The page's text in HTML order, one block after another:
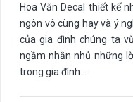
Hoa Văn Decal thiết kế
ngôn vô cùng hay và ý
của gia đình chúng ta
ngầm nhắn nhủ những
trong gia đình…